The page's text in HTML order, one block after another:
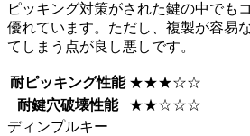
ピッキング対策がされた鍵の中でも
優れています。ただし、複製が容易
てしまう点が良し悪しです。
耐ピッキング性能 ★★★☆☆
耐鍵穴破壊性能
★★☆☆☆
ディンプルキー